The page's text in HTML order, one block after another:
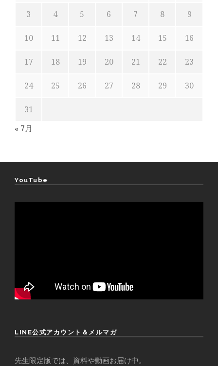
3 4 5 6 7 8 9
10 11 12 13 14 15 16
17 18 19 20 21 22 23
24 25 26 27 28 29 30
31
« 7月
YouTube
LINE公式アカウント＆メルマガ
先生限定版では、資料や動画お届け中。